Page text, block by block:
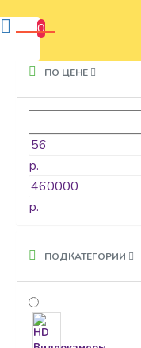
0
ФИЛЬТР
ПО ЦЕНЕ
р.
р.
ПОДКАТЕГОРИИ